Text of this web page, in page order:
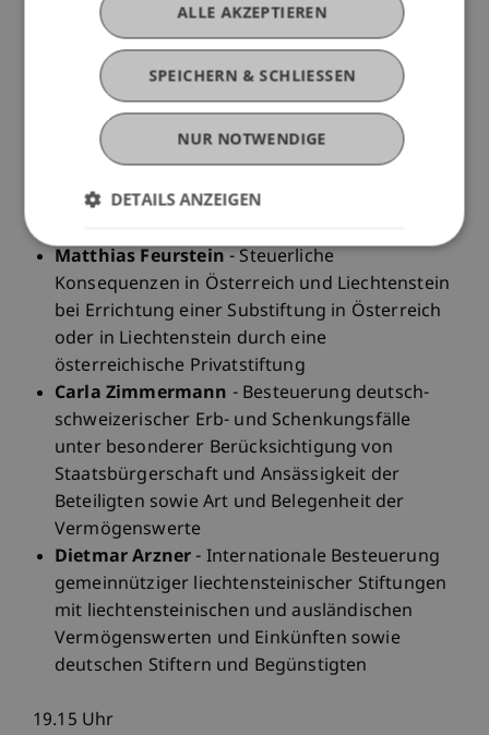
Preisverleihung und Laudationes
Prof. Dr. Martin Wenz, Universität Liechtenstein,
Dr. Erek Nuener, LL.M., RA, IMT Financial Advisors
AG, Vaduz
Präsentation der prämierten Thesen durch die
Preisträger
Matthias Feurstein - Steuerliche
Konsequenzen in Österreich und Liechtenstein
bei Errichtung einer Substiftung in Österreich
oder in Liechtenstein durch eine
österreichische Privatstiftung
Carla Zimmermann - Besteuerung deutsch-
schweizerischer Erb- und Schenkungsfälle
unter besonderer Berücksichtigung von
Staatsbürgerschaft und Ansässigkeit der
Beteiligten sowie Art und Belegenheit der
Vermögenswerte
Dietmar Arzner- Internationale Besteuerung
gemeinnütziger liechtensteinischer Stiftungen
mit liechtensteinischen und ausländischen
Vermögenswerten und Einkünften sowie
deutschen Stiftern und Begünstigten
19.15 Uhr
SPEICHERN & SCHLIESSEN
ALLE AKZEPTIEREN
NUR NOTWENDIGE
DETAILS ANZEIGEN